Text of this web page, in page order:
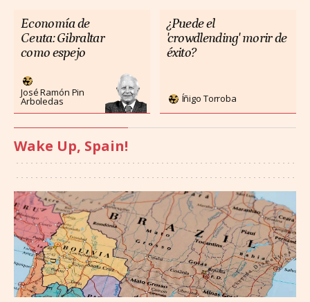
Economía de
Ceuta: Gibraltar
como espejo
José Ramón Pin
Arboledas
¿Puede el
'crowdlending' morir de
éxito?
Íñigo Torroba
Wake Up, Spain!